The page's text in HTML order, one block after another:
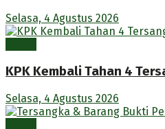
Selasa, 4 Agustus 2026
KPK Kembali Tahan 4
Selasa, 4 Agustus 2026